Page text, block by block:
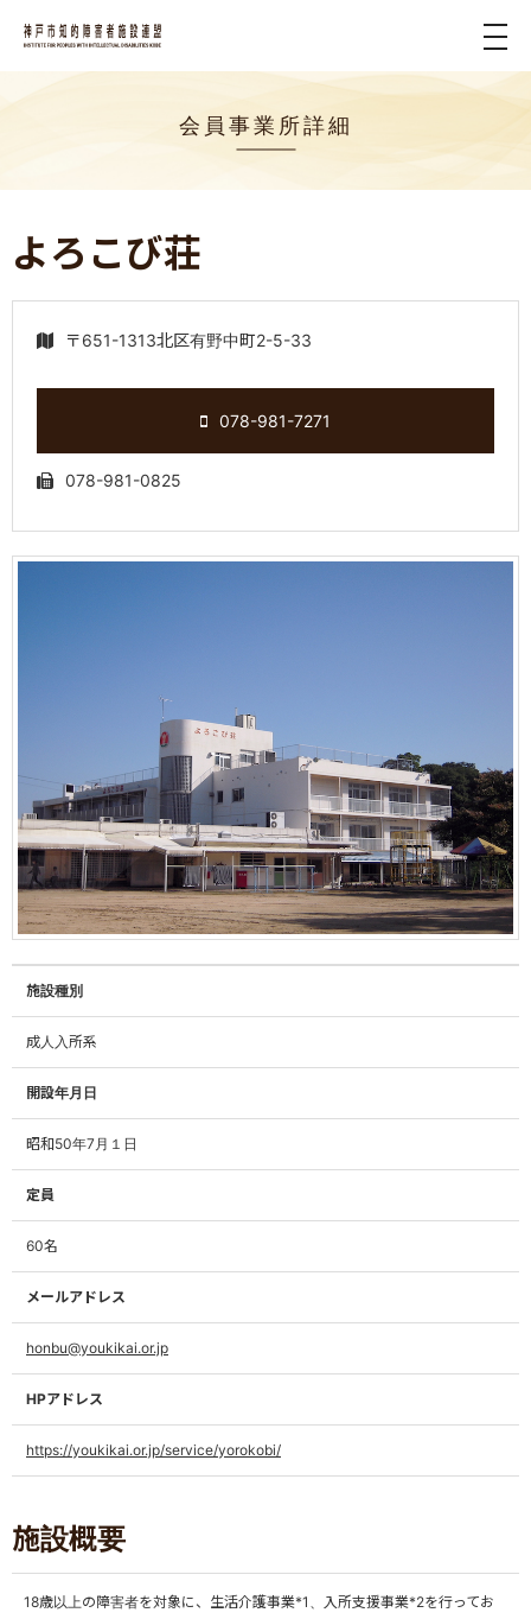
会員事業所詳細
よろこび荘
〒651-1313北区有野中町2-5-33
078-981-7271
078-981-0825
施設種別
成人入所系
開設年月日
昭和50年7月１日
定員
60名
メールアドレス
honbu@youkikai.or.jp
HPアドレス
https://youkikai.or.jp/service/yorokobi/
施設概要
18歳以上の障害者を対象に、生活介護事業*1、入所支援事業*2を行ってお